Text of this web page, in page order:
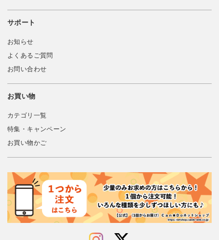
サポート
お知らせ
よくあるご質問
お問い合わせ
お買い物
カテゴリ一覧
特集・キャンペーン
お買い物かご